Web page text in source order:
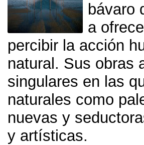
bávaro
a
percibir la acción
natural. Sus obras
singulares en las
naturales como
nuevas y
y artísticas.